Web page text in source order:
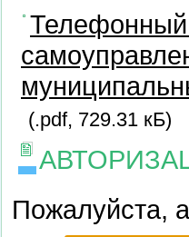
Телефонный
(.pdf, 729.31 кБ)
Пожалуйста,